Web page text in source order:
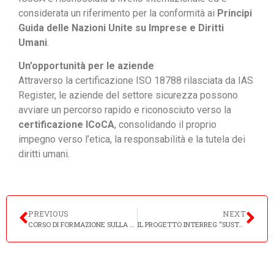
considerata un riferimento per la conformità ai Principi
Guida delle Nazioni Unite su Imprese e Diritti
Umani.
Un’opportunità per le aziende
Attraverso la certificazione ISO 18788 rilasciata da IAS
Register, le aziende del settore sicurezza possono
avviare un percorso rapido e riconosciuto verso la
certificazione ICoCA, consolidando il proprio
impegno verso l’etica, la responsabilità e la tutela dei
diritti umani.
PREVIOUS NEXT
IL PROGETTO INTERREG “SUSTAINEVENTS”